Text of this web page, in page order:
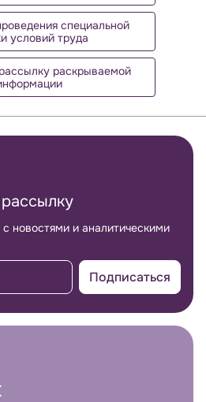
специальной
условий труда
раскрываемой
новостями и аналитическими
Подписаться